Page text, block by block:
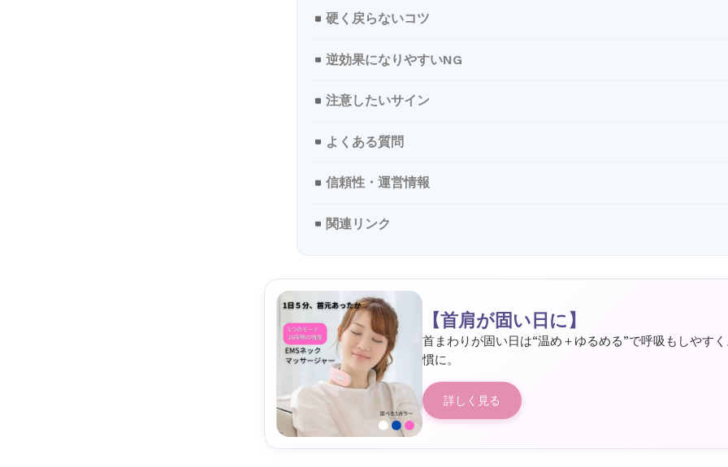
硬く戻らないコツ
逆効果になりやすいNG
注意したいサイン
よくある質問
信頼性・運営情報
関連リンク
【首肩が固い日に】
首まわりが固い日は“温め＋ゆるめる”で呼吸もしやす
慣に。
詳しく見る